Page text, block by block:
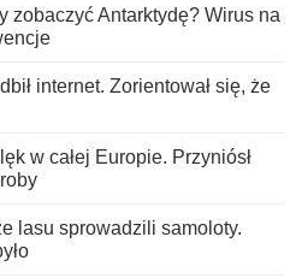
zobaczyć Antarktydę? Wirus na
internet. Zorientował się, że
w całej Europie. Przyniósł
lasu sprowadzili samoloty.